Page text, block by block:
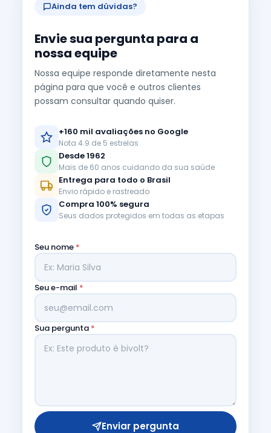
Ainda tem dúvidas?
Envie sua pergunta para a
nossa equipe
Nossa equipe responde diretamente nesta
página para que você e outros clientes
possam consultar quando quiser.
+160 mil avaliações no Google
Nota 4.9 de 5 estrelas
Desde 1962
Mais de 60 anos cuidando da sua saúde
Entrega para todo o Brasil
Envio rápido e rastreado
Compra 100% segura
Seus dados protegidos em todas as etapas
Seu nome *
Seu e-mail *
Sua pergunta *
Enviar pergunta